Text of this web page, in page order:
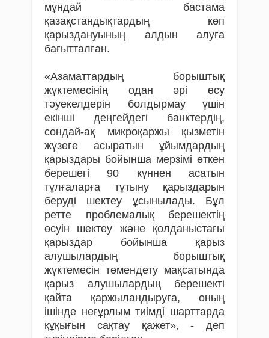
мұндай бастама
қазақстандықтардың көп
қарыздануының алдын алуға
бағытталған.
«Азаматтардың борыштық
жүктемесінің одан әрі өсу
тәуекелдерін болдырмау үшін
екінші деңгейдегі банктердің,
сондай-ақ микроқаржы қызметін
жүзеге асыратын ұйымдардың
қарыздары бойынша мерзімі өткен
берешегі 90 күннен асатын
тұлғаларға тұтыну қарыздарын
беруді шектеу ұсынылады. Бұл
ретте проблемалық берешектің
өсуін шектеу және қолданыстағы
қарыздар бойынша қарыз
алушылардың борыштық
жүктемесін төмендету мақсатында
қарыз алушылардың берешекті
қайта қаржыландыруға, оның
ішінде неғұрлым тиімді шарттарда
құқығын сақтау қажет», - деп